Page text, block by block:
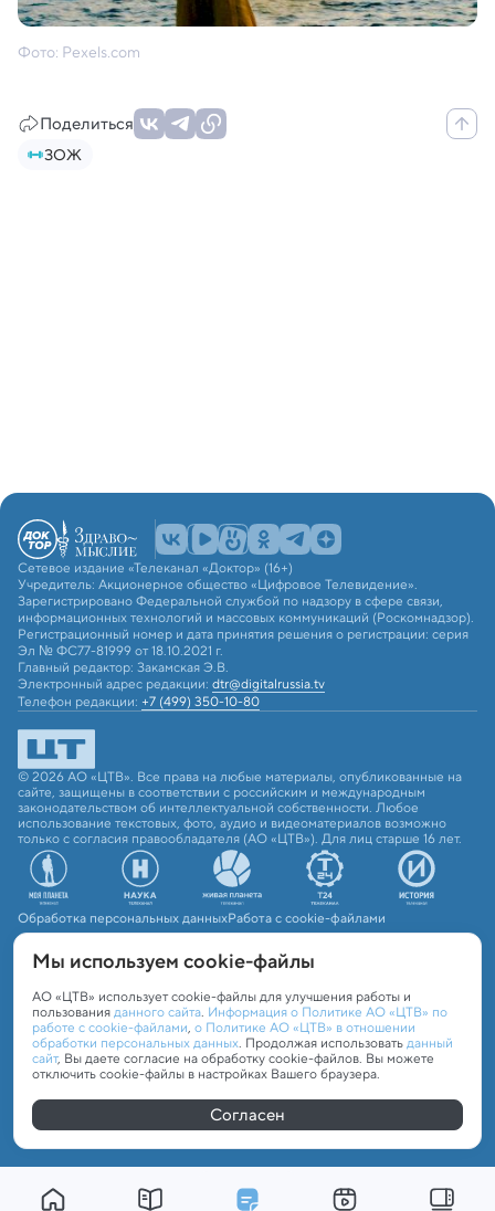
Фото: Pexels.com
Поделиться
ЗОЖ
Сетевое издание «Телеканал «Доктор» (16+)
Учредитель: Акционерное общество «Цифровое Телевидение».
Зарегистрировано Федеральной службой по надзору в сфере связи,
информационных технологий и массовых коммуникаций (Роскомнадзор).
Регистрационный номер и дата принятия решения о регистрации: серия
Эл № ФС77-81999 от 18.10.2021 г.
Главный редактор: Закамская Э.В.
Электронный адрес редакции: dtr@digitalrussia.tv
Телефон редакции: +7 (499) 350-10-80
© 2026 АО «ЦТВ». Все права на любые материалы, опубликованные на
сайте, защищены в соответствии с российским и международным
законодательством об интеллектуальной собственности. Любое
использование текстовых, фото, аудио и видеоматериалов возможно
только с согласия правообладателя (АО «ЦТВ»). Для лиц старше 16 лет.
Обработка персональных данныхРабота с cookie-файлами
Мы используем сookie-файлы
АО «ЦТВ» использует cookie-файлы для улучшения работы и
пользованияданного сайта. Информация о Политике АО «ЦТВ» по
работе с cookie-файлами, о Политике АО «ЦТВ» в отношении
обработки персональных данных. Продолжая использоватьданный
сайт, Вы даете согласие на обработку cookie-файлов. Вы можете
отключить cookie-файлы в настройках Вашего браузера.
Согласен